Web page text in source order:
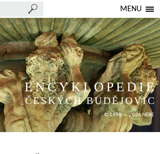
MENU
ENCYKLOPEDIE
ČESKÝCH BUDĚJOVIC
© 1998 — 2026 NEBE